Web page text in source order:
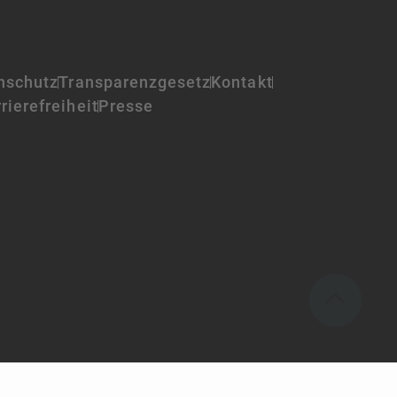
TransparenzgesetzKontakt
Presse